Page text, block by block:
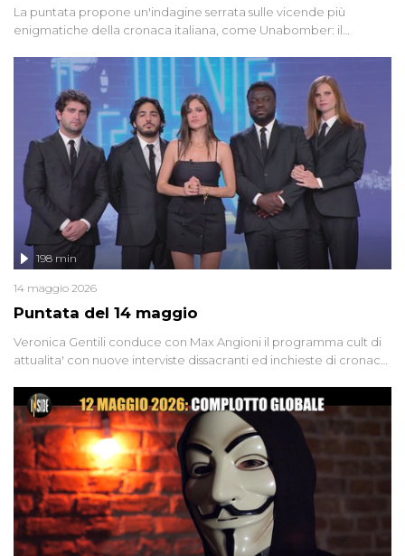
La puntata propone un'indagine serrata sulle vicende più
enigmatiche della cronaca italiana, come Unabomber: il
'90 e il 2000 che, inquietantemente, potrebbe essere ancora in
libertà. Lo speciale affronta inoltre le zone d'ombra sul Mostro di
Firenze, le cui responsabilità appaiono ancora oggi avvolte in un
groviglio di dubbi mai chiariti. Nel corso dello speciale anche
l'intervista inedita a Olindo Romano, realizzata ne...
Puntata del 14 maggio
198 min
14 maggio 2026
Veronica Gentili conduce con Max Angioni il programma cult di
attualita' con nuove interviste dissacranti ed inchieste di cronaca